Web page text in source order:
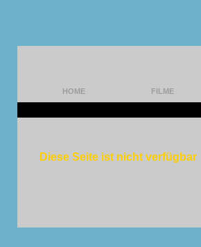
HOME FILME
Diese Seite ist nicht verfügbar